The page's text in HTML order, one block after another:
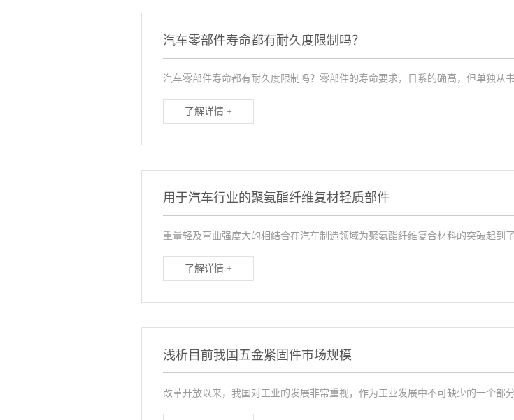
汽车零部件寿命都有耐久度限制吗？
汽车零部件寿命都有耐久度限制吗？零部件的寿命要求，日系的确高，但单独从
了解详情 +
用于汽车行业的聚氨酯纤维复材轻质部件
重量轻及弯曲强度大的相结合在汽车制造领域为聚氨酯纤维复合材料的突破起到
了解详情 +
浅析目前我国五金紧固件市场规模
改革开放以来，我国对工业的发展非常重视，作为工业发展中不可缺少的一个部